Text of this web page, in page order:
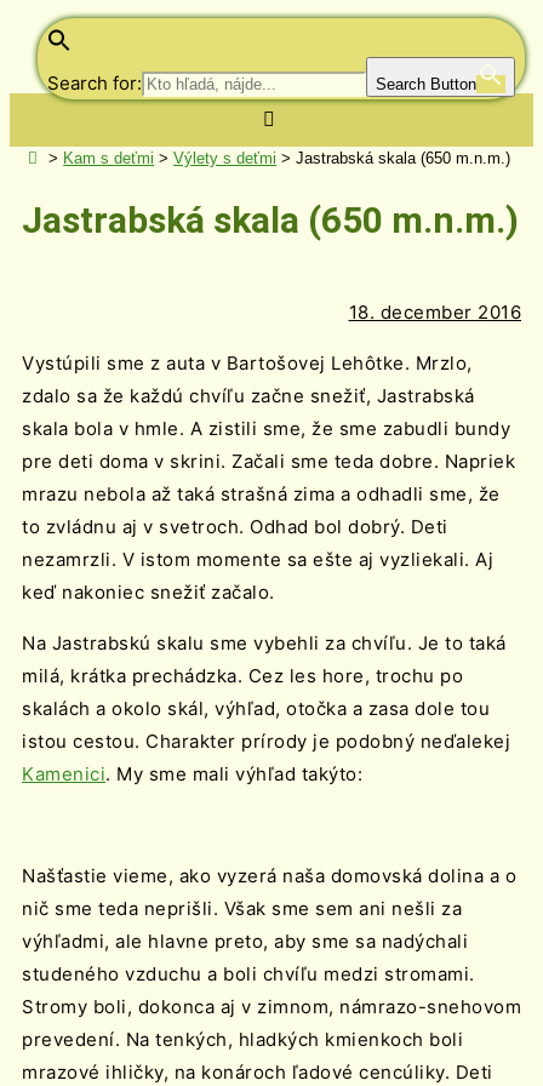
Search for: Search Button
> Kam s deťmi >Výlety s deťmi >Jastrabská skala (650 m.n.m.)
Jastrabská skala (650 m.n.m.)
18. december 2016
Vystúpili sme z auta v Bartošovej Lehôtke. Mrzlo,
zdalo sa že každú chvíľu začne snežiť, Jastrabská
skala bola v hmle. A zistili sme, že sme zabudli bundy
pre deti doma v skrini. Začali sme teda dobre. Napriek
mrazu nebola až taká strašná zima a odhadli sme, že
to zvládnu aj v svetroch. Odhad bol dobrý. Deti
nezamrzli. V istom momente sa ešte aj vyzliekali. Aj
keď nakoniec snežiť začalo.
Na Jastrabskú skalu sme vybehli za chvíľu. Je to taká
milá, krátka prechádzka. Cez les hore, trochu po
skalách a okolo skál, výhľad, otočka a zasa dole tou
istou cestou. Charakter prírody je podobný neďalekej
Kamenici. My sme mali výhľad takýto:
Našťastie vieme, ako vyzerá naša domovská dolina a o
nič sme teda neprišli. Však sme sem ani nešli za
výhľadmi, ale hlavne preto, aby sme sa nadýchali
studeného vzduchu a boli chvíľu medzi stromami.
Stromy boli, dokonca aj v zimnom, námrazo-snehovom
prevedení. Na tenkých, hladkých kmienkoch boli
mrazové ihličky, na konároch ľadové cencúliky. Deti